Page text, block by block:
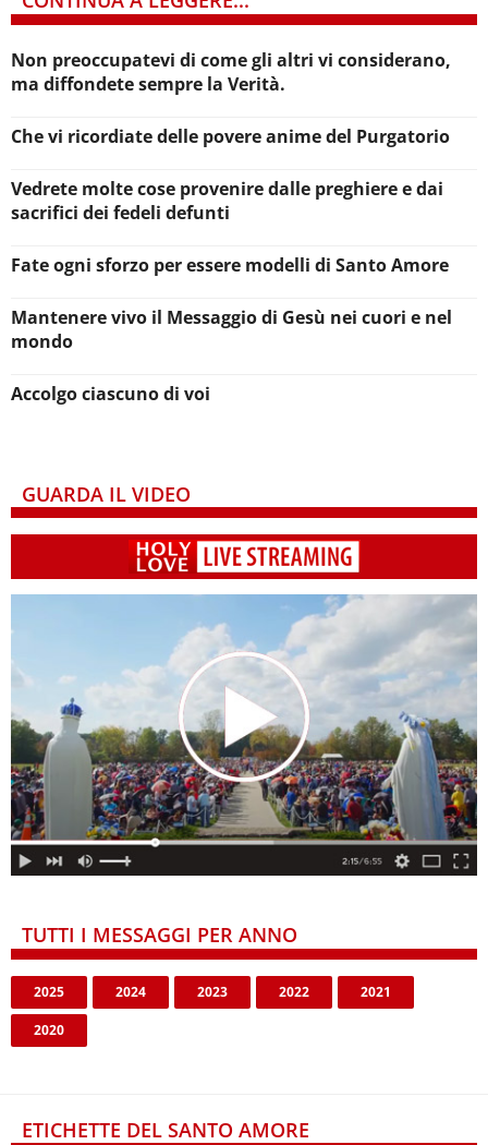
Non preoccupatevi di come gli altri vi considerano,
ma diffondete sempre la Verità.
Che vi ricordiate delle povere anime del Purgatorio
Vedrete molte cose provenire dalle preghiere e dai
sacrifici dei fedeli defunti
Fate ogni sforzo per essere modelli di Santo Amore
Mantenere vivo il Messaggio di Gesù nei cuori e nel
mondo
Accolgo ciascuno di voi
GUARDA IL VIDEO
TUTTI I MESSAGGI PER ANNO
2025 2024 2023 2022 2021
2020
ETICHETTE DEL SANTO AMORE